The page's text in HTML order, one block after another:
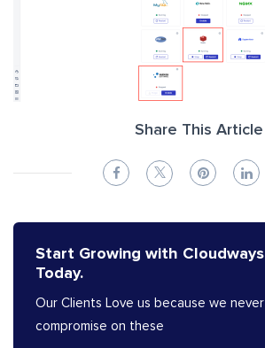
Share This Article
Start Growing with Cloudways
Today.
Our Clients Love us because we never
compromise on these